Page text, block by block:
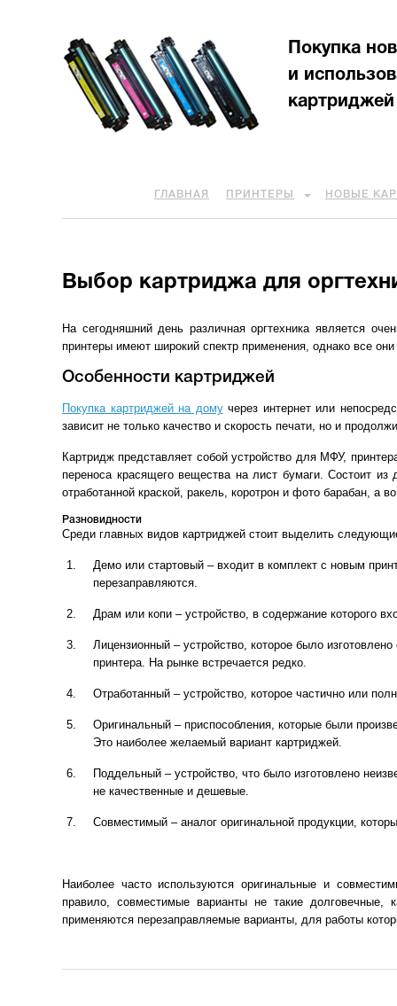
Покупка
и
картриджей
ГЛАВНАЯ ПРИНТЕРЫ НОВЫЕ
Выбор картриджа для
На сегодняшний день различная оргтехника является
принтеры имеют широкий спектр применения, однако все
Особенности картриджей
Покупка картриджей на домучерез интернет или
зависит не только качество и скорость печати, но и
Картридж представляет собой устройство для МФУ,
переноса красящего вещества на лист бумаги. Состоит
отработанной краской, ракель, коротрон и фото барабан, а
Разновидности
Среди главных видов картриджей стоит выделить
Демо или стартовый – входит в комплект с новым
перезаправляются.
Драм или копи – устройство, в содержание которого
Лицензионный – устройство, которое было
принтера. На рынке встречается редко.
Отработанный – устройство, которое частично или
Оригинальный – приспособления, которые были
Это наиболее желаемый вариант картриджей.
Поддельный – устройство, что было изготовлено
не качественные и дешевые.
Совместимый – аналог оригинальной продукции,
Наиболее часто используются оригинальные и
правило, совместимые варианты не такие
применяются перезаправляемые варианты, для работы